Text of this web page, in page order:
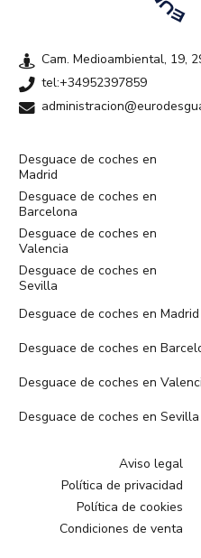
Cam. Medioambiental, 19,
tel:+34952397859
Desguace de coches en
Madrid
Desguace de coches en
Barcelona
Desguace de coches en
Valencia
Desguace de coches en
Sevilla
Desguace de coches en Madrid
Desguace de coches en
Desguace de coches en
Desguace de coches en Sevilla
Aviso legal
Política de privacidad
Política de cookies
Condiciones de venta